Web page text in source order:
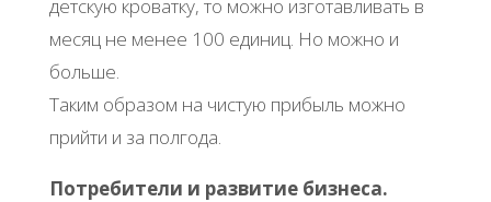
детскую кроватку, то можно изготавливать в
месяц не менее 100 единиц. Но можно и
больше.
Таким образом на чистую прибыль можно
прийти и за полгода.
Потребители и развитие бизнеса.